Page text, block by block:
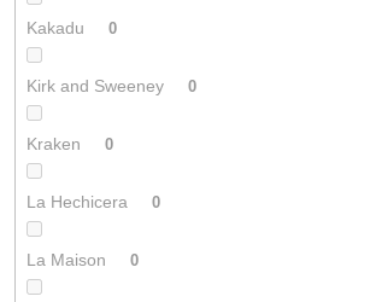
Kakadu 0
Kirk and Sweeney 0
Kraken 0
La Hechicera 0
La Maison 0